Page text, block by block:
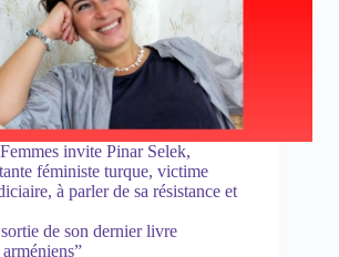
invite Pinar Selek,
féministe turque, victime
à parler de sa résistance et
de son dernier livre